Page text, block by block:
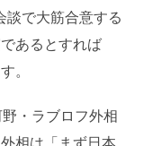
談で大筋合意する
あるとすれば
。
・ラブロフ外相